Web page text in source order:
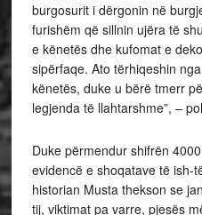
burgosurit i dërgonin në
furishëm që sillnin ujëra të
e kënetës dhe kufomat e
sipërfaqe. Ato tërhiqeshin
kënetës, duke u bërë tmerr
legjenda të llahtarshme”, –
Duke përmendur shifrën
evidencë e shoqatave të ish-
historian Musta thekson se
tij, viktimat pa varre, pjesës